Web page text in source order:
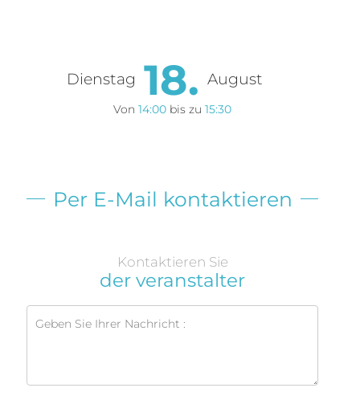
Dienstag 18. August
Von 14:00 bis zu 15:30
Per E-Mail kontaktieren
Kontaktieren Sie
der veranstalter